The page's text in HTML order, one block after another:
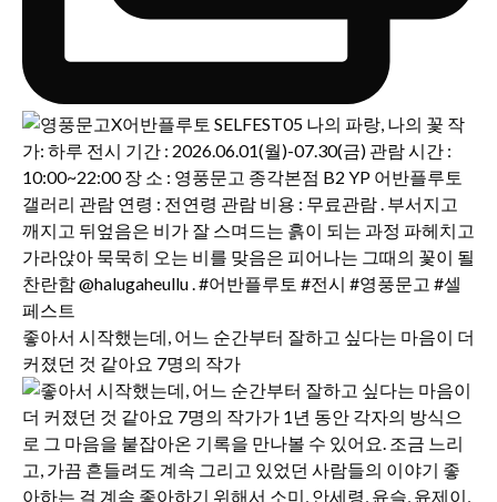
좋아서 시작했는데, 어느 순간부터 잘하고 싶다는 마음이 더
커졌던 것 같아요 7명의 작가